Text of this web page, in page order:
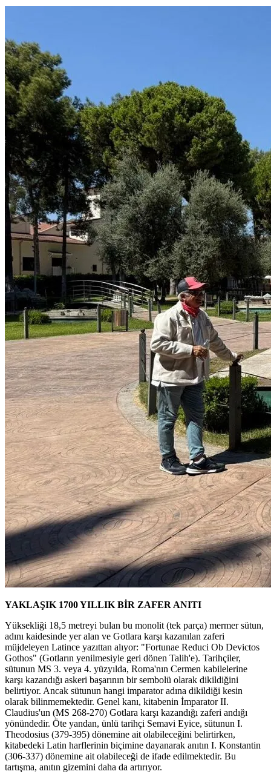
YAKLAŞIK 1700 YILLIK BİR ZAFER ANITI
Yüksekliği 18,5 metreyi bulan bu monolit (tek parça) mermer sütun,
adını kaidesinde yer alan ve Gotlara karşı kazanılan zaferi
müjdeleyen Latince yazıttan alıyor: "Fortunae Reduci Ob Devictos
Gothos" (Gotların yenilmesiyle geri dönen Talih'e). Tarihçiler,
sütunun MS 3. veya 4. yüzyılda, Roma'nın Cermen kabilelerine
karşı kazandığı askeri başarının bir sembolü olarak dikildiğini
belirtiyor. Ancak sütunun hangi imparator adına dikildiği kesin
olarak bilinmemektedir. Genel kanı, kitabenin İmparator II.
Claudius'un (MS 268-270) Gotlara karşı kazandığı zaferi andığı
yönündedir. Öte yandan, ünlü tarihçi Semavi Eyice, sütunun I.
Theodosius (379-395) dönemine ait olabileceğini belirtirken,
kitabedeki Latin harflerinin biçimine dayanarak anıtın I. Konstantin
(306-337) dönemine ait olabileceği de ifade edilmektedir. Bu
tartışma, anıtın gizemini daha da artırıyor.